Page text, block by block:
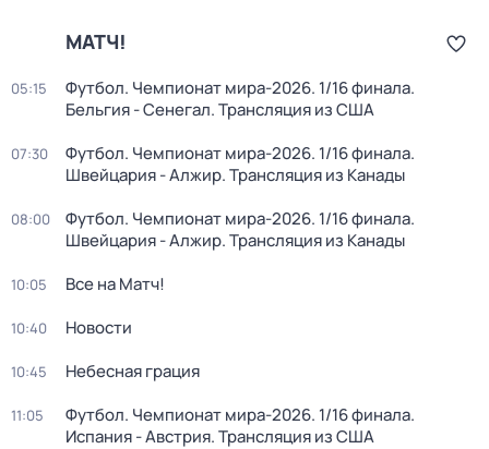
МАТЧ!
05:15
Футбол. Чемпионат мира-2026. 1/16 финала.
Бельгия - Сенегал. Трансляция из США
07:30
Футбол. Чемпионат мира-2026. 1/16 финала.
Швейцария - Алжир. Трансляция из Канады
08:00
Футбол. Чемпионат мира-2026. 1/16 финала.
Швейцария - Алжир. Трансляция из Канады
10:05 Все на Матч!
10:40 Новости
10:45 Небесная грация
11:05
Футбол. Чемпионат мира-2026. 1/16 финала.
Испания - Австрия. Трансляция из США